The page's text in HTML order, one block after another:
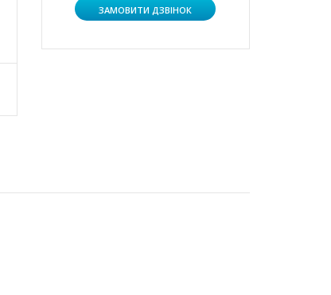
ЗАМОВИТИ ДЗВІНОК